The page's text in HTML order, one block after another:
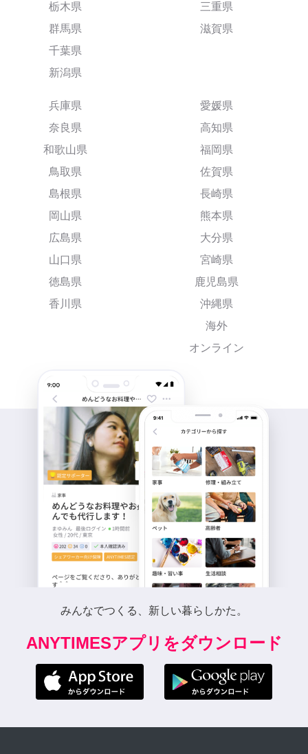
栃木県
群馬県
千葉県
新潟県
三重県
滋賀県
兵庫県
奈良県
和歌山県
鳥取県
島根県
岡山県
広島県
山口県
徳島県
香川県
愛媛県
高知県
福岡県
佐賀県
長崎県
熊本県
大分県
宮崎県
鹿児島県
沖縄県
海外
オンライン
みんなでつくる、新しい暮らしかた。
ANYTIMESアプリをダウンロード